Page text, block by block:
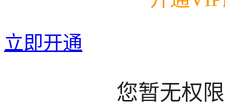
立即开通
您暂无权